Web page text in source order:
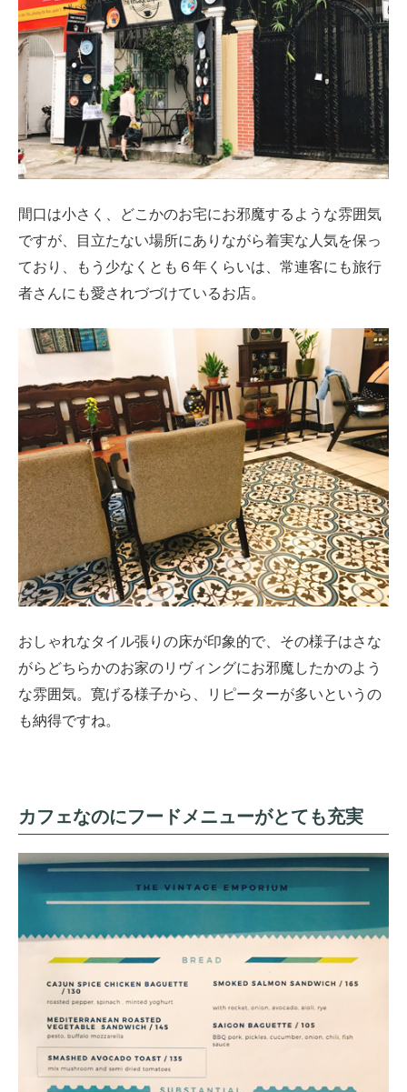
間口は小さく、どこかのお宅にお邪魔するような雰囲気
ですが、目立たない場所にありながら着実な人気を保っ
ており、もう少なくとも６年くらいは、常連客にも旅行
者さんにも愛されづづけているお店。
おしゃれなタイル張りの床が印象的で、その様子はさな
がらどちらかのお家のリヴィングにお邪魔したかのよう
な雰囲気。寛げる様子から、リピーターが多いというの
も納得ですね。
カフェなのにフードメニューがとても充実